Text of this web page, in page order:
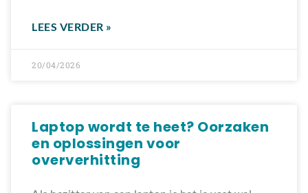
LEES VERDER »
20/04/2026
Laptop wordt te heet? Oorzaken
en oplossingen voor
oververhitting